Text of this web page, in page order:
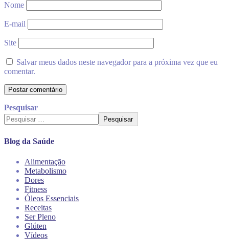
Nome
E-mail
Site
Salvar meus dados neste navegador para a próxima vez que eu
comentar.
Pesquisar
Pesquisar
Blog da Saúde
Alimentação
Metabolismo
Dores
Fitness
Óleos Essenciais
Receitas
Ser Pleno
Glúten
Vídeos